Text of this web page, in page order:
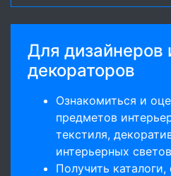
Для дизайнеров
декораторов
Ознакомиться и
предметов
текстиля,
интерьерных
Получить